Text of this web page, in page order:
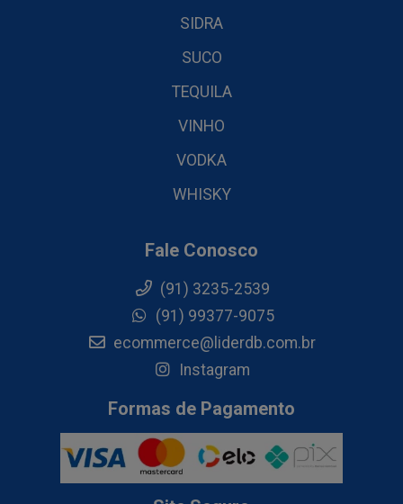
SIDRA
SUCO
TEQUILA
VINHO
VODKA
WHISKY
Fale Conosco
(91) 3235-2539
(91) 99377-9075
ecommerce@liderdb.com.br
Instagram
Formas de Pagamento